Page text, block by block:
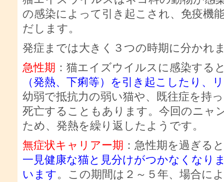
の感染によって引き起こされ、免疫機
だします。
発症までは大きく３つの時期に分かれ
急性期 ：猫エイズウイルスに感染する
（発熱、下痢等）を引き起こしたり、
幼弱で抵抗力の弱い猫や、既往症を持
死亡することもあります。今回のニャ
ため、発熱を繰り返したようです。
無症状キャリアー期 ：急性期を過ぎ
一見健康な猫と見分けがつかなくなり
います。この期間は２～５年、場合に